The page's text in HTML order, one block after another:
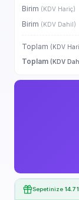
Birim (KDV Hariç)
Birim (KDV Dahil)
Toplam (KDV
Toplam (KDV
Sepetinize